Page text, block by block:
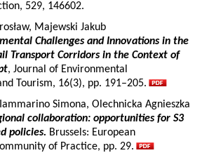
529, 146602.
Majewski Jakub
Challenges and Innovations in the
Transport Corridors in the Context of
, Journal of Environmental
Tourism, 16(3), pp. 191–205.
Simona, Olechnicka Agnieszka
collaboration: opportunities for S3
policies. Brussels: European
of Practice, pp. 29.